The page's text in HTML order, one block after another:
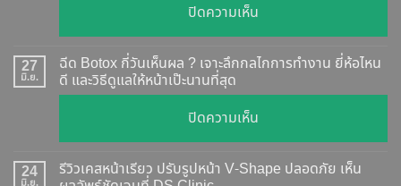
ปิดความเห็น
Botox
แท้
อย่างไร
อัปเดต
2026
27
มิ.ย.
ฉีด Botox กี่วันเห็นผล ? เจาะลึกกลไกการทำงาน ยี่ห้อไหน
ดี และวิธีดูแลให้หน้าเป๊ะนานที่สุด
ปิดความเห็น
ฉีด
Botox
24
มิ.ย.
รีวิวเคสหน้าเรียว ปรับรูปหน้า V-Shape ปลอดภัย เห็น